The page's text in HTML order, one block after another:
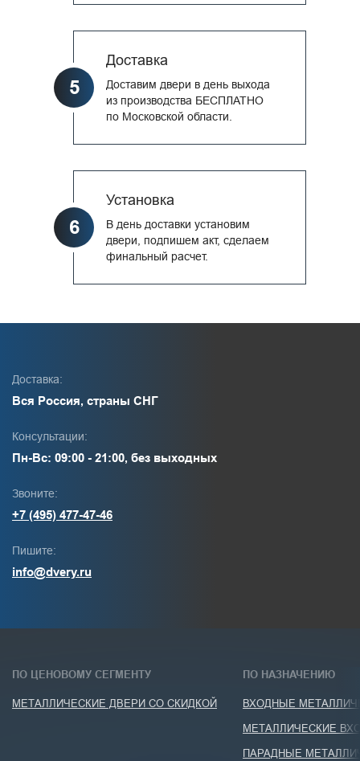
5
Доставка
Доставим двери в день выхода
из производства БЕСПЛАТНО
по Московской области.
6
Установка
В день доставки установим
двери, подпишем акт, сделаем
финальный расчет.
Доставка:
Вся Россия, страны СНГ
Консультации:
Пн-Вс: 09:00 - 21:00, без выходных
Звоните:
+7 (495) 477-47-46
Пишите:
info@dvery.ru
ПО ЦЕНОВОМУ СЕГМЕНТУ
МЕТАЛЛИЧЕСКИЕ ДВЕРИ СО СКИДКОЙ
ПО НАЗНАЧЕНИЮ
ВХОДНЫЕ
МЕТАЛЛИЧЕСКИЕ
ПАРАДНЫЕ